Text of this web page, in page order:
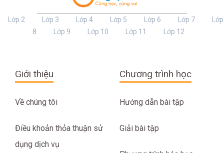
Lớp 2 Lớp 3 Lớp 4 Lớp 5 Lớp 6 Lớp 7
Lớp
8
Lớp 9 Lớp 10 Lớp 11 Lớp 12
Giới thiệu
Về chúng tôi
Điều khoản thỏa thuận sử
dụng dịch vụ
Chương trình học
Hướng dẫn bài tập
Giải bài tập